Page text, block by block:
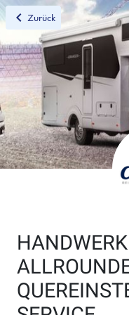
chevron_leftZurück